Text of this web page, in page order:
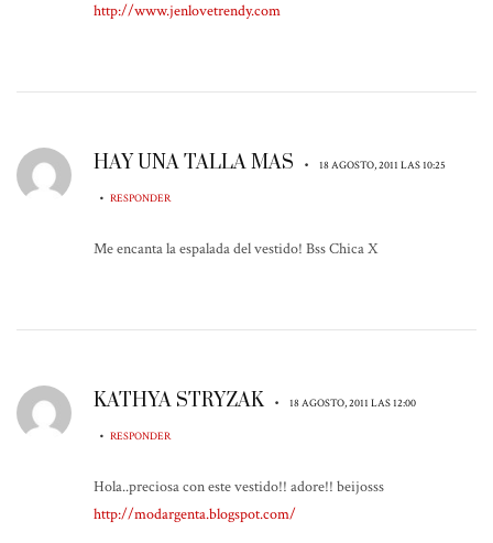
http://www.jenlovetrendy.com
HAY UNA TALLA MAS • 18 AGOSTO, 2011 LAS 10:25
• RESPONDER
Me encanta la espalada del vestido! Bss Chica X
KATHYA STRYZAK • 18 AGOSTO, 2011 LAS 12:00
• RESPONDER
Hola..preciosa con este vestido!! adore!! beijosss
http://modargenta.blogspot.com/